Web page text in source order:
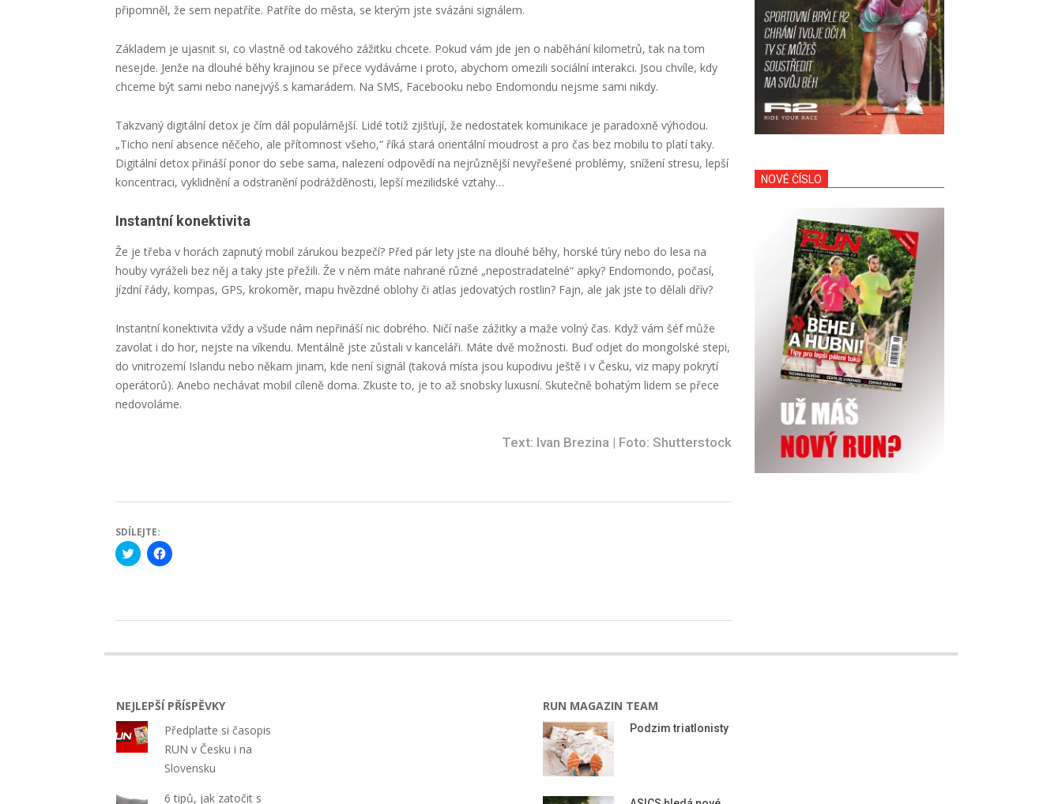
připomněl, že sem nepatříte. Patříte do města, se kterým jste svázáni signálem.
Základem je ujasnit si, co vlastně od takového zážitku chcete. Pokud vám jde jen o naběhání kilometrů, tak na tom
nesejde. Jenže na dlouhé běhy krajinou se přece vydáváme i proto, abychom omezili sociální interakci. Jsou chvíle, kdy
chceme být sami nebo nanejvýš s kamarádem. Na SMS, Facebooku nebo Endomondu nejsme sami nikdy.
Takzvaný digitální detox je čím dál populárnější. Lidé totiž zjišťují, že nedostatek komunikace je paradoxně výhodou.
„Ticho není absence něčeho, ale přítomnost všeho,“ říká stará orientální moudrost a pro čas bez mobilu to platí taky.
Digitální detox přináší ponor do sebe sama, nalezení odpovědí na nejrůznější nevyřešené problémy, snížení stresu, lepší
koncentraci, vyklidnění a odstranění podrážděnosti, lepší mezilidské vztahy…
Instantní konektivita
Že je třeba v horách zapnutý mobil zárukou bezpečí? Před pár lety jste na dlouhé běhy, horské túry nebo do lesa na
houby vyráželi bez něj a taky jste přežili. Že v něm máte nahrané různé „nepostradatelné“ apky? Endomondo, počasí,
jízdní řády, kompas, GPS, krokoměr, mapu hvězdné oblohy či atlas jedovatých rostlin? Fajn, ale jak jste to dělali dřív?
Instantní konektivita vždy a všude nám nepřináší nic dobrého. Ničí naše zážitky a maže volný čas. Když vám šéf může
zavolat i do hor, nejste na víkendu. Mentálně jste zůstali v kanceláři. Máte dvě možnosti. Buď odjet do mongolské stepi,
do vnitrozemí Islandu nebo někam jinam, kde není signál (taková místa jsou kupodivu ještě i v Česku, viz mapy pokrytí
operátorů). Anebo nechávat mobil cíleně doma. Zkuste to, je to až snobsky luxusní. Skutečně bohatým lidem se přece
nedovoláme.
Text: Ivan Brezina | Foto: Shutterstock
SDÍLEJTE:
Click
to
new
Click
to
new
NOVÉ ČÍSLO
NEJLEPŠÍ PŘÍSPĚVKY
Předplaťte si časopis
RUN v Česku i na
Slovensku
6 tipů, jak zatočit s
RUN MAGAZIN TEAM
Podzim triatlonisty